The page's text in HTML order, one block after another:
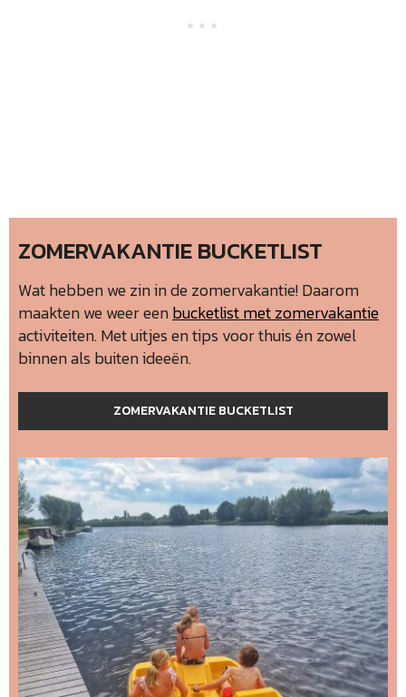
ZOMERVAKANTIE BUCKETLIST
Wat hebben we zin in de zomervakantie! Daarom
maakten we weer eenbucketlist met zomervakantie
activiteiten. Met uitjes en tips voor thuis én zowel
binnen als buiten ideeën.
ZOMERVAKANTIE BUCKETLIST